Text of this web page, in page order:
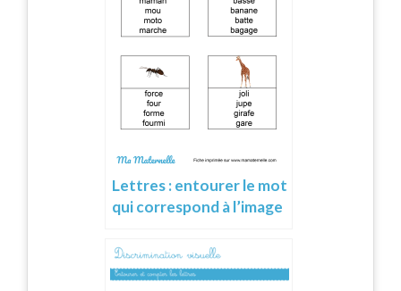
Lettres : entourer le mot
qui correspond à l’image